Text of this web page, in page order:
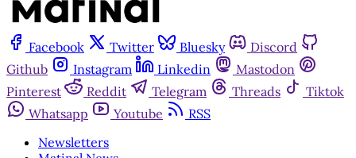
Facebook Twitter Bluesky
Discord
Github
Instagram Linkedin
Mastodon
Pinterest
Reddit Telegram Threads
Tiktok
Whatsapp
Youtube
RSS
Newsletters